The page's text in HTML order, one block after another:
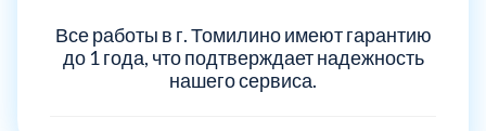
Все работы в г. Томилино имеют гарантию
до 1 года, что подтверждает надежность
нашего сервиса.